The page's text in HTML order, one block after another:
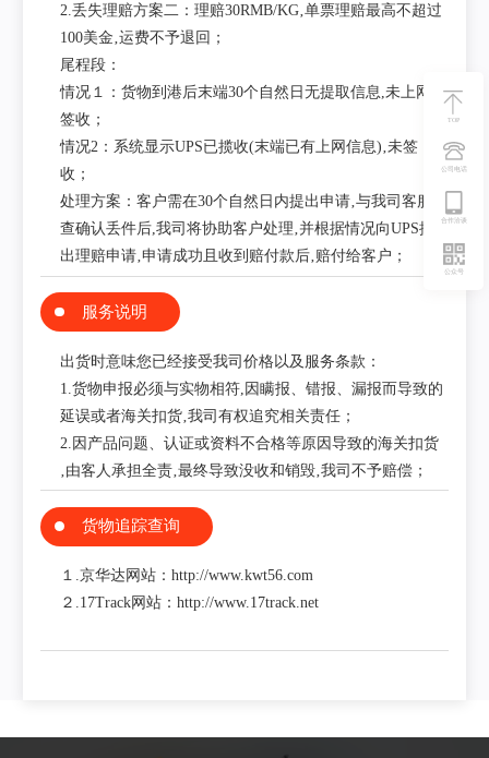
TOP
公司电话
合作洽谈
公众号
2.丢失理赔方案二：理赔30RMB/KG‚单票理赔最高不超过
100美金‚运费不予退回；
尾程段：
情况１：货物到港后末端30个自然日无提取信息,未上网未
签收；
情况2：系统显示UPS已揽收(末端已有上网信息)‚未签
收；
处理方案：客户需在30个自然日内提出申请‚与我司客服核
查确认丢件后,我司将协助客户处理‚并根据情况向UPS提
出理赔申请‚申请成功且收到赔付款后‚赔付给客户；
服务说明
出货时意味您已经接受我司价格以及服务条款：
1.货物申报必须与实物相符,因瞒报、错报、漏报而导致的
延误或者海关扣货‚我司有权追究相关责任；
2.因产品问题、认证或资料不合格等原因导致的海关扣货
‚由客人承担全责‚最终导致没收和销毁‚我司不予赔偿；
货物追踪查询
１.京华达网站：http://www.kwt56.com
２.17Track网站：http://www.17track.net